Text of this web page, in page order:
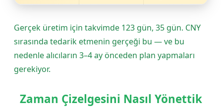
Gerçek üretim için takvimde 123 gün, 35 gün. CNY
sırasında tedarik etmenin gerçeği bu — ve bu
nedenle alıcıların 3–4 ay önceden plan yapmaları
gerekiyor.
Zaman Çizelgesini Nasıl Yönettik